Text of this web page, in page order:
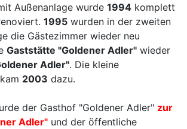
Außenanlage wurde 1994 komplett
1995 wurden in der zweiten
die Gästezimmer wieder neu
Gaststätte "Goldener Adler" wieder
Adler". Die kleine
2003 dazu.
der Gasthof "Goldener Adler" zur
Adler" und der öffentliche